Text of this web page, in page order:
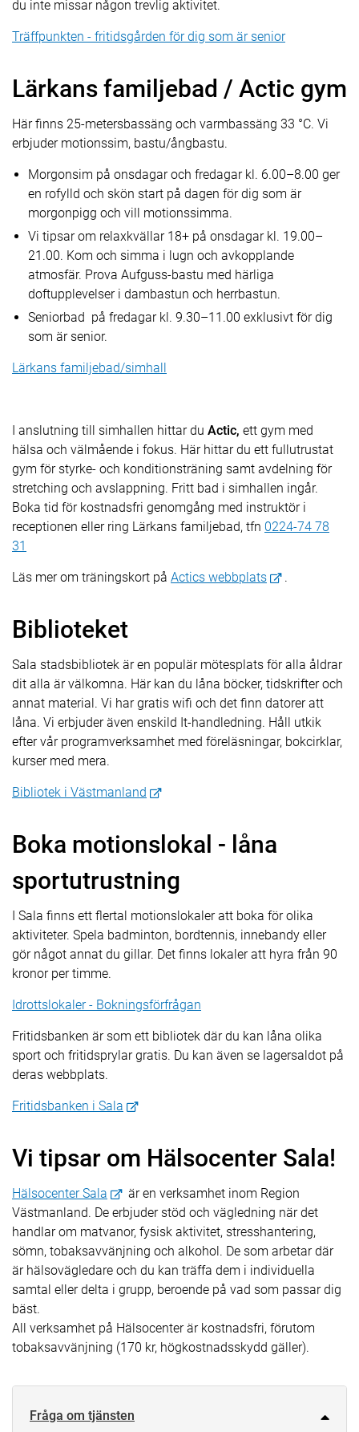
du inte missar någon trevlig aktivitet.
Träffpunkten - fritidsgården för dig som är senior
Lärkans familjebad / Actic gym
Här finns 25-metersbassäng och varmbassäng 33 °C. Vi
erbjuder motionssim, bastu/ångbastu.
Morgonsim på onsdagar och fredagar kl. 6.00–8.00 ger
en rofylld och skön start på dagen för dig som är
morgonpigg och vill motionssimma.
Vi tipsar om relaxkvällar 18+ på onsdagar kl. 19.00–
21.00. Kom och simma i lugn och avkopplande
atmosfär. Prova Aufguss-bastu med härliga
doftupplevelser i dambastun och herrbastun.
Seniorbad på fredagar kl. 9.30–11.00 exklusivt för dig
som är senior.
Lärkans familjebad/simhall
I anslutning till simhallen hittar du Actic, ett gym med
hälsa och välmående i fokus. Här hittar du ett fullutrustat
gym för styrke- och konditionsträning samt avdelning för
stretching och avslappning. Fritt bad i simhallen ingår.
Boka tid för kostnadsfri genomgång med instruktör i
receptionen eller ring Lärkans familjebad, tfn 0224-74 78
31
Läs mer om träningskort på Actics webbplats .
Biblioteket
Sala stadsbibliotek är en populär mötesplats för alla åldrar
dit alla är välkomna. Här kan du låna böcker, tidskrifter och
annat material. Vi har gratis wifi och det finn datorer att
låna. Vi erbjuder även enskild It-handledning. Håll utkik
efter vår programverksamhet med föreläsningar, bokcirklar,
kurser med mera.
Bibliotek i Västmanland
Boka motionslokal - låna
sportutrustning
I Sala finns ett flertal motionslokaler att boka för olika
aktiviteter. Spela badminton, bordtennis, innebandy eller
gör något annat du gillar. Det finns lokaler att hyra från 90
kronor per timme.
Idrottslokaler - Bokningsförfrågan
Fritidsbanken är som ett bibliotek där du kan låna olika
sport och fritidsprylar gratis. Du kan även se lagersaldot på
deras webbplats.
Fritidsbanken i Sala
Vi tipsar om Hälsocenter Sala!
Hälsocenter Sala
är en verksamhet inom Region
Västmanland. De erbjuder stöd och vägledning när det
handlar om matvanor, fysisk aktivitet, stresshantering,
sömn, tobaksavvänjning och alkohol. De som arbetar där
är hälsovägledare och du kan träffa dem i individuella
samtal eller delta i grupp, beroende på vad som passar dig
bäst.
All verksamhet på Hälsocenter är kostnadsfri, förutom
tobaksavvänjning (170 kr, högkostnadsskydd gäller).
Fråga om tjänsten